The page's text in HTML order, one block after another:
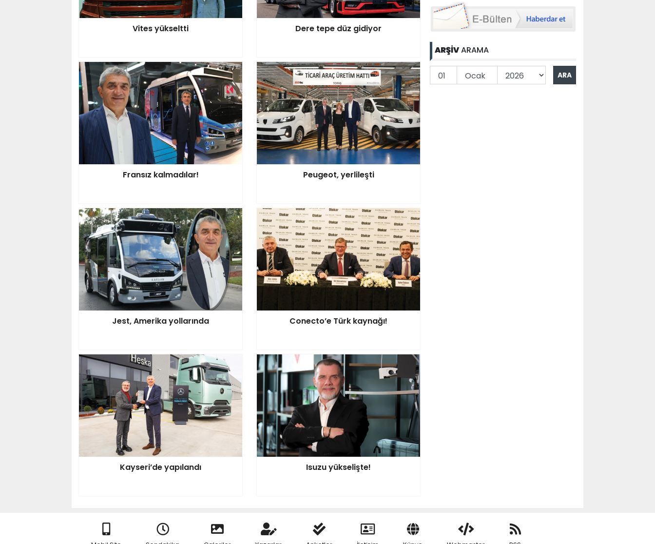
Vites yükseltti Dere tepe düz gidiyor
Fransız kalmadılar! Peugeot, yerlileşti
Jest, Amerika yollarında Conecto’e Türk kaynağı!
Kayseri’de yapılandı Isuzu yükselişte!
ARŞİVARAMA